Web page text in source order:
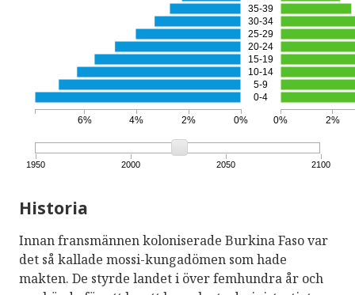
0-4
5-9
10-14
15-19
20-24
25-29
30-34
35-39
0%
2%
4%
6% 0% 2%
1950 2000 2050 2100
Historia
Innan fransmännen koloniserade Burkina Faso var
det så kallade mossi-kungadömen som hade
makten. De styrde landet i över femhundra år och